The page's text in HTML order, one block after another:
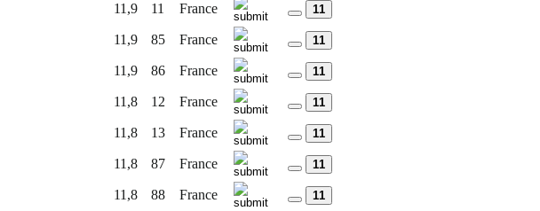
11,9 11 France 11
11,9 85 France 11
11,9 86 France 11
11,8 12 France 11
11,8 13 France 11
11,8 87 France 11
11,8 88 France 11